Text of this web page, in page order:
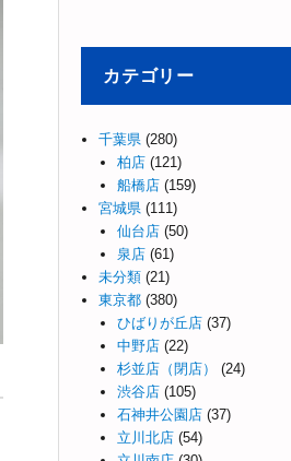
カテゴリー
千葉県 (280)
柏店(121)
船橋店(159)
宮城県 (111)
仙台店(50)
泉店(61)
未分類 (21)
東京都 (380)
ひばりが丘店(37)
中野店(22)
杉並店（閉店）
(24)
渋谷店(105)
石神井公園店(37)
立川北店(54)